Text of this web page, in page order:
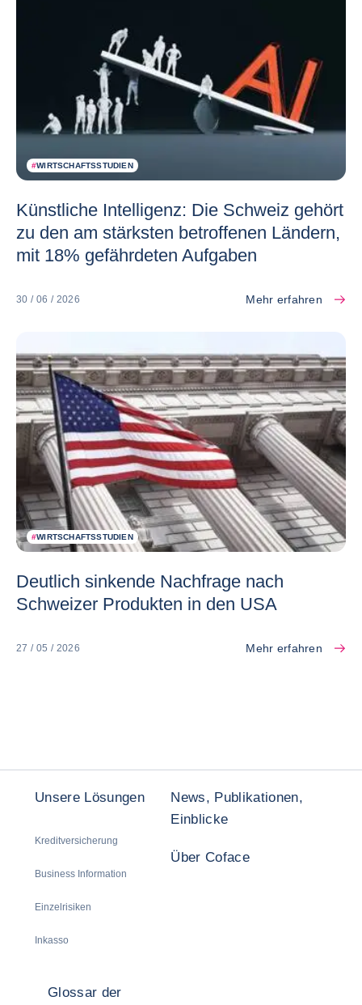
#WIRTSCHAFTSSTUDIEN
Künstliche Intelligenz: Die Schweiz gehört
zu den am stärksten betroffenen Ländern,
mit 18% gefährdeten Aufgaben
30 / 06 / 2026 Mehr erfahren
#WIRTSCHAFTSSTUDIEN
Deutlich sinkende Nachfrage nach
Schweizer Produkten in den USA
27 / 05 / 2026 Mehr erfahren
Unsere Lösungen
Kreditversicherung
Business Information
Einzelrisiken
Inkasso
News, Publikationen,
Einblicke
Über Coface
Glossar der